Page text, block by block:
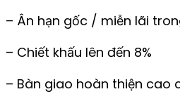
– Ân hạn gốc / miễn lãi
– Chiết khấu lên đến 8%
– Bàn giao hoàn thiện cao